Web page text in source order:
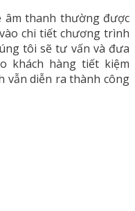
âm thanh thường được
chi tiết chương trình
tôi sẽ tư vấn và đưa
khách hàng tiết kiệm
vẫn diễn ra thành công